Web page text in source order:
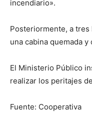
incendiario».
Posteriormente, a
una cabina quemada y
El Ministerio Público
realizar los peritajes
Fuente: Cooperativa